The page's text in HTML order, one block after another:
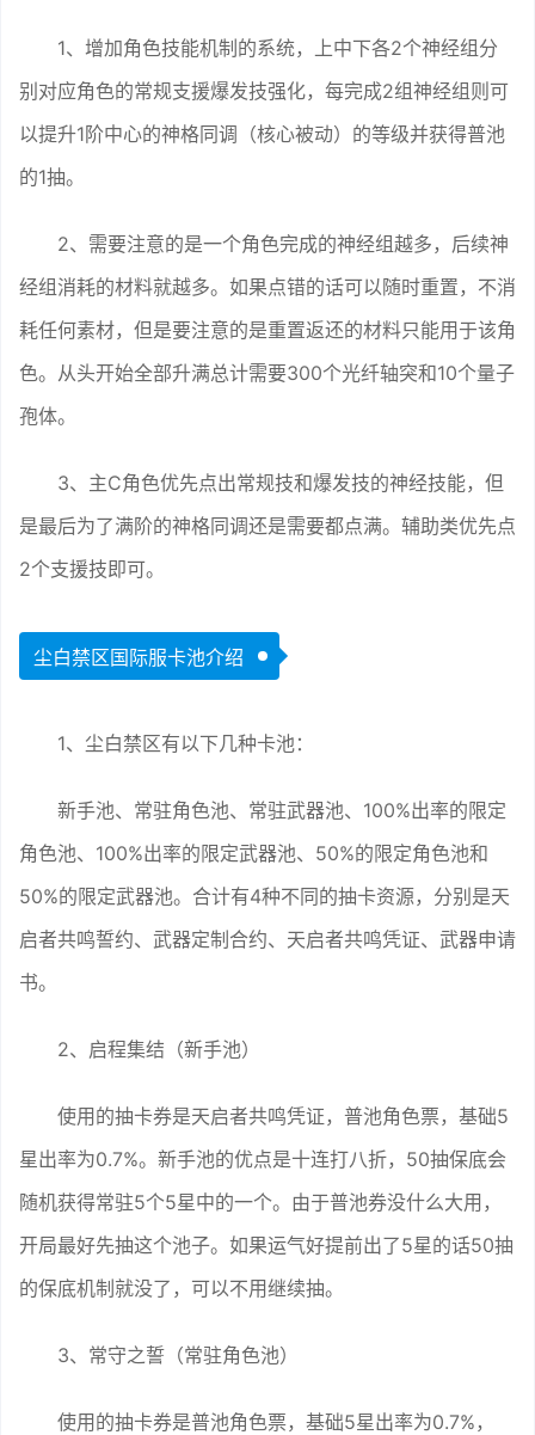
1、增加角色技能机制的系统，上中下各2个神经组分
别对应角色的常规支援爆发技强化，每完成2组神经组则可
以提升1阶中心的神格同调（核心被动）的等级并获得普池
的1抽。
2、需要注意的是一个角色完成的神经组越多，后续神
经组消耗的材料就越多。如果点错的话可以随时重置，不消
耗任何素材，但是要注意的是重置返还的材料只能用于该角
色。从头开始全部升满总计需要300个光纤轴突和10个量子
孢体。
3、主C角色优先点出常规技和爆发技的神经技能，但
是最后为了满阶的神格同调还是需要都点满。辅助类优先点
2个支援技即可。
尘白禁区国际服卡池介绍
1、尘白禁区有以下几种卡池：
新手池、常驻角色池、常驻武器池、100%出率的限定
角色池、100%出率的限定武器池、50%的限定角色池和
50%的限定武器池。合计有4种不同的抽卡资源，分别是天
启者共鸣誓约、武器定制合约、天启者共鸣凭证、武器申请
书。
2、启程集结（新手池）
使用的抽卡券是天启者共鸣凭证，普池角色票，基础5
星出率为0.7%。新手池的优点是十连打八折，50抽保底会
随机获得常驻5个5星中的一个。由于普池券没什么大用，
开局最好先抽这个池子。如果运气好提前出了5星的话50抽
的保底机制就没了，可以不用继续抽。
3、常守之誓（常驻角色池）
使用的抽卡券是普池角色票，基础5星出率为0.7%，